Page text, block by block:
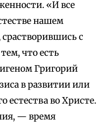
«И все
нашем
с
что есть
Григорий
в развитии или
естества во Христе.
— время